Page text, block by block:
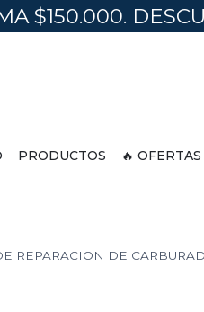
$150.000.
PRODUCTOS 🔥 OFERTAS
REPARACION DE